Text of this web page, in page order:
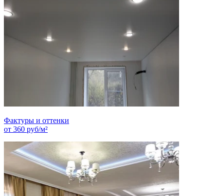
Фактуры и оттенки
от 360 руб/м²